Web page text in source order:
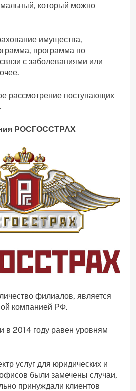
который можно
имущества,
программа по
с заболеваниями или
рассмотрение поступающих
РОСГОССТРАХ
филиалов, является
компанией РФ.
в 2014 году равен уровням
услуг для юридических и
были замечены случаи,
принуждали клиентов